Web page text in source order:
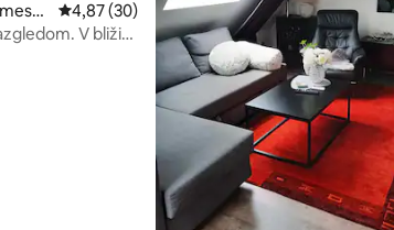
102
Povprečna ocena: 4,87 od 5, št. mnenj: 30
4,87 (30)
V bližini